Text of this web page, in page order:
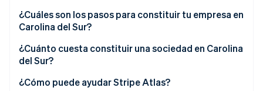
Supervisión legal temprana
Bajos costos recurrentes
Un entorno legal práctico
¿Cuáles son los pasos para constituir tu empresa en
Carolina del Sur?
Elige una razón social que cumpla con las normas
estatales
Identifica a los constituyentes y directores
¿Cuánto cuesta constituir una sociedad en Carolina
del Sur?
¿Cómo puede ayudar Stripe Atlas?